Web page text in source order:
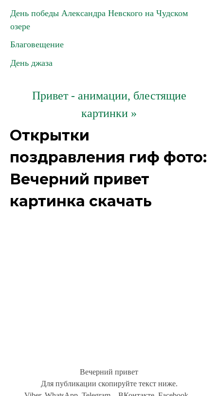
День победы Александра Невского на Чудском
озере
Благовещение
День джаза
Привет - анимации, блестящие
картинки »
Открытки
поздравления гиф фото:
Вечерний привет
картинка скачать
Вечерний привет
Для публикации скопируйте текст ниже.